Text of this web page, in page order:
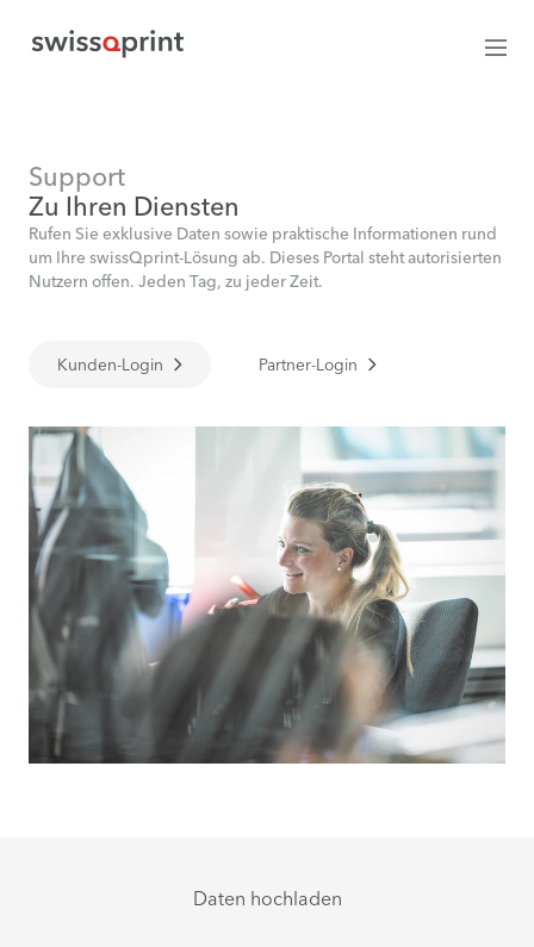
Support
Zu Ihren Diensten
Rufen Sie exklusive Daten sowie praktische Informationen rund
um Ihre swissQprint-Lösung ab. Dieses Portal steht autorisierten
Nutzern offen. Jeden Tag, zu jeder Zeit.
Kunden-Login Partner-Login
Daten hochladen